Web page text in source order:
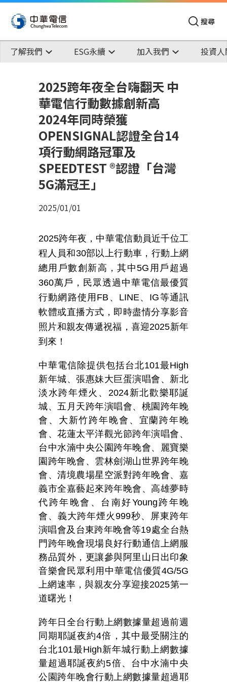
搜尋
了解我們 ESG永續 加入我們 投資
2025跨年夜全台嗨翻天 中
華電信行動數據創新高
2024年同時榮獲
OPENSIGNAL認證全台14
項行動網路冠軍及
SPEEDTEST ®認證「台灣
5G滿冠王」
2025/01/01
2025跨年夜 ，中華電信動員近千位工
程人員和30部以上行動車，行動上網
總用戶數創新高，其中5G用戶超過
360萬戶，民眾透過中華電信最優質
行動網路使用FB、LINE、IG等通訊
軟體或直播方式，即時盡情分享影音
照片和親友傳遞祝福，喜迎2025新年
到來！
中華電信除提供包括台北101最High
新年城、張惠妹大巨蛋演唱會、新北
淡水跨年煙火、2024新北歡樂耶誕
城、五月天跨年演唱會、桃園跨年晚
會、大新竹跨年晚會、宜蘭跨年晚
會、花蓮太平洋觀光節跨年演唱會、
台中水湳中央公園跨年晚會、麗寶樂
園跨年晚會、雲林劍湖山世界跨年晚
會、清境農場星空派對跨年晚會、嘉
義市全嘉藝起來跨年晚會、高雄夢時
代跨年晚會、台南好Young跨年晚
會、義大跨年煙火999秒、屏東跨年
演唱會及台東跨年晚會等19處全台熱
門跨年晚會現場良好行動通信上網服
務品質外，更讓參與阿里山日出印象
音樂會民眾利用中華電信優質4G/5G
上網速率，與親友分享迎接2025第一
道曙光！
跨年日全台行動上網數據量超過前週
同期耶誕夜約4倍，其中最受關注的
台北101最High新年城行動上網數據
量超過耶誕夜約5倍、台中水湳中央
公園跨年晚會行動上網數據量超過耶